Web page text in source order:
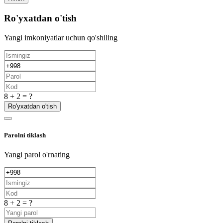
Ro'yxatdan o'tish
Yangi imkoniyatlar uchun qo'shiling
8 + 2 = ?
Ro'yxatdan o'tish
Parolni tiklash
Yangi parol o'rnating
8 + 2 = ?